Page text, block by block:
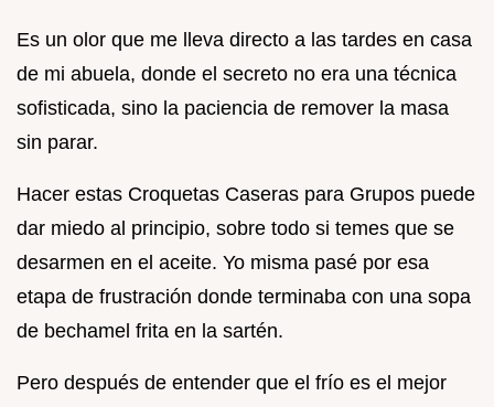
Es un olor que me lleva directo a las tardes en casa
de mi abuela, donde el secreto no era una técnica
sofisticada, sino la paciencia de remover la masa
sin parar.
Hacer estas Croquetas Caseras para Grupos puede
dar miedo al principio, sobre todo si temes que se
desarmen en el aceite. Yo misma pasé por esa
etapa de frustración donde terminaba con una sopa
de bechamel frita en la sartén.
Pero después de entender que el frío es el mejor